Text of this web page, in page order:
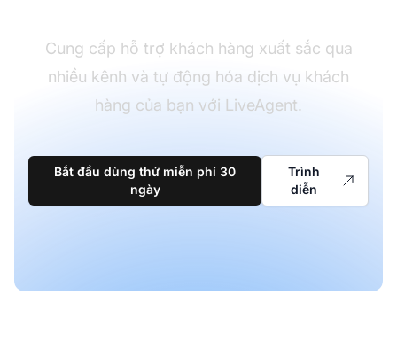
Cung cấp hỗ trợ khách hàng xuất sắc qua
nhiều kênh và tự động hóa dịch vụ khách
hàng của bạn với LiveAgent.
Bắt đầu dùng thử miễn phí 30
ngày
Trình
diễn